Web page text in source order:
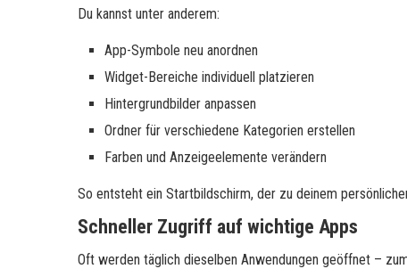
Du kannst unter anderem:
App-Symbole neu anordnen
Widget-Bereiche individuell platzieren
Hintergrundbilder anpassen
Ordner für verschiedene Kategorien erstellen
Farben und Anzeigeelemente verändern
So entsteht ein Startbildschirm, der zu deinem
Schneller Zugriff auf wichtige Apps
Oft werden täglich dieselben Anwendungen geöffnet –